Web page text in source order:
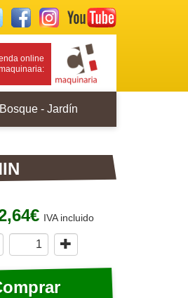
Twitter FacebookInstagram
online
- Jardín
IVA incluido